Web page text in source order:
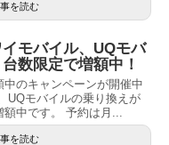
を読む
モバイル、UQモバ
数限定で増額中！
のキャンペーンが開催中
UQモバイルの乗り換えが
額中です。 予約は月...
を読む